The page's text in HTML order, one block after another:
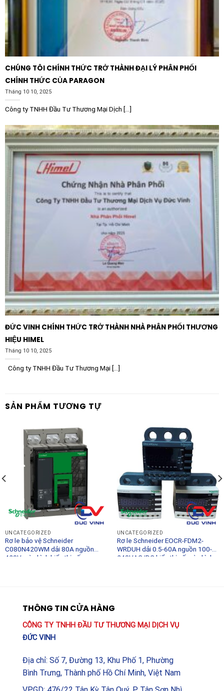
CHÚNG TÔI CHÍNH THỨC TRỞ THÀNH ĐẠI LÝ PHÂN PHỐI
CHÍNH THỨC CỦA PARAGON
Tháng 10 10, 2025
Công ty TNHH Đầu Tư Thương Mại Dịch [...]
ĐỨC VINH CHÍNH THỨC TRỞ THÀNH NHÀ PHÂN PHỐI THƯƠNG
HIỆU HIMEL
Tháng 10 10, 2025
Công ty TNHH Đầu Tư Thương Mại [...]
SẢN PHẨM TƯƠNG TỰ
UNCATEGORIZED
Rơ le bảo vệ Schneider
C080N420WM dải 80A nguồn
420V màn hình hiển thị số
UNCATEGORIZED
Rơ le Schneider EOCR-FDM2-
WRDUH dải 0.5-60A nguồn 100-
240VAC/DC hiển thị số màn hình
THÔNG TIN CỬA HÀNG
CÔNG TY TNHH ĐẦU TƯ THƯƠNG MẠI DỊCH VỤ
ĐỨC VINH
Địa chỉ: Số 7, Đường 13, Khu Phố 1, Phường
Bình Trưng, Thành phố Hồ Chí Minh, Việt Nam